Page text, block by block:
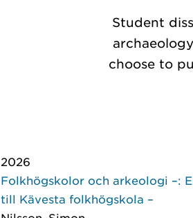
Student
choose to
2026
Folkhögskolor och arkeologi –:
till Kävesta folkhögskola –